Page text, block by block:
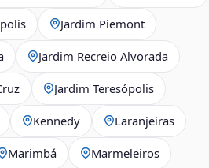
Jardim Piemont
Jardim Recreio Alvorada
Jardim Teresópolis
Kennedy Laranjeiras
Marimbá Marmeleiros